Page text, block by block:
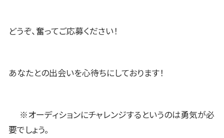
どうぞ、奮ってご応募ください！
あなたとの出会いを心待ちにしております！
※オーディションにチャレンジするというのは勇気が必
要でしょう。